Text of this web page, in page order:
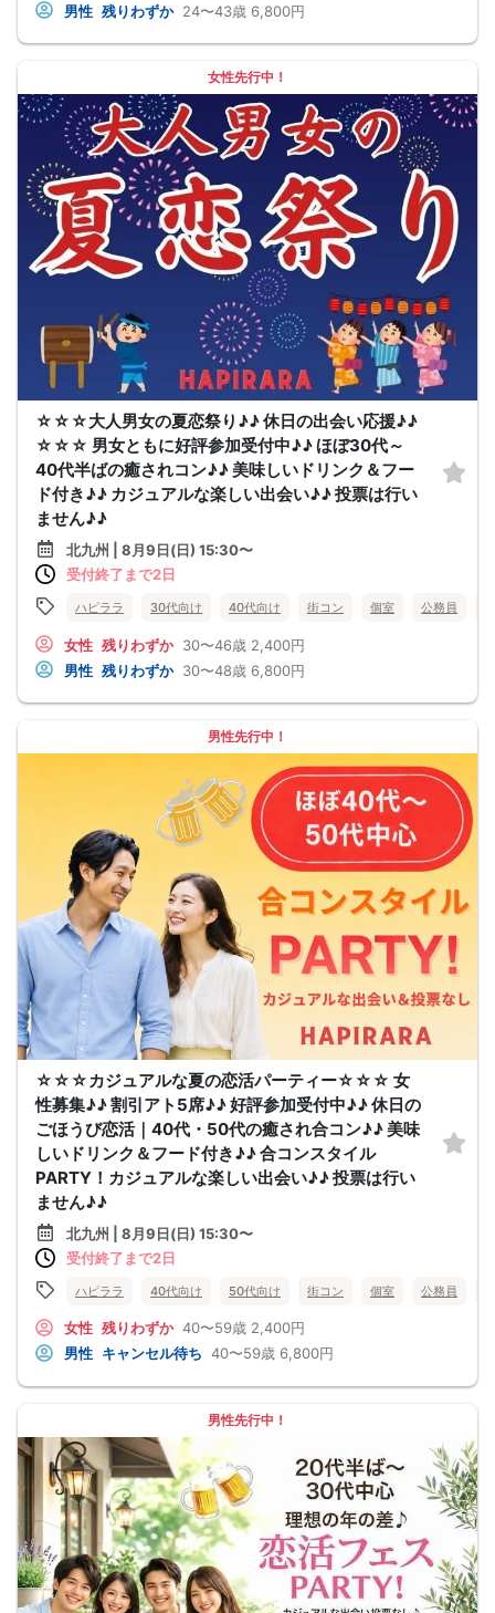
男性 残りわずか 24〜43歳 6,800円
女性先行中！
☆☆☆大人男女の夏恋祭り♪♪ 休日の出会い応援♪♪
☆☆☆ 男女ともに好評参加受付中♪♪ ほぼ30代～
40代半ばの癒されコン♪♪ 美味しいドリンク＆フー
ド付き♪♪ カジュアルな楽しい出会い♪♪ 投票は行い
ません♪♪
北九州 | 8月9日(日) 15:30〜
受付終了まで2日
ハピララ 30代向け 40代向け 街コン 個室 公務員
女性 残りわずか 30〜46歳 2,400円
男性 残りわずか 30〜48歳 6,800円
男性先行中！
☆☆☆カジュアルな夏の恋活パーティー☆☆☆ 女
性募集♪♪ 割引アト5席♪♪ 好評参加受付中♪♪ 休日の
ごほうび恋活｜40代・50代の癒され合コン♪♪ 美味
しいドリンク＆フード付き♪♪ 合コンスタイル
PARTY！カジュアルな楽しい出会い♪♪ 投票は行い
ません♪♪
北九州 | 8月9日(日) 15:30〜
受付終了まで2日
ハピララ 40代向け 50代向け 街コン 個室 公務員
女性 残りわずか 40〜59歳 2,400円
男性 キャンセル待ち 40〜59歳 6,800円
男性先行中！